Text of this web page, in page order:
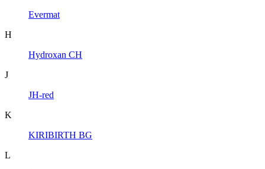
Evermat
H
Hydroxan CH
J
JH-red
K
KIRIBIRTH BG
L